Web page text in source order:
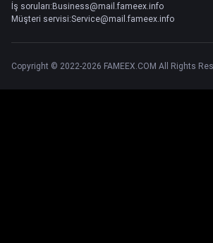
İş soruları:Business@mail.fameex.info
Müşteri servisi:Service@mail.fameex.info
Copyright © 2022-2026 FAMEEX.COM All Rights